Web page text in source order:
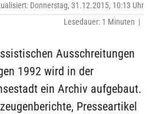
Donnerstag, 31.12.2015, 10:13 Uhr
Lesedauer: 1 Minuten |
Ausschreitungen
1992 wird in der
ein Archiv aufgebaut.
Presseartikel